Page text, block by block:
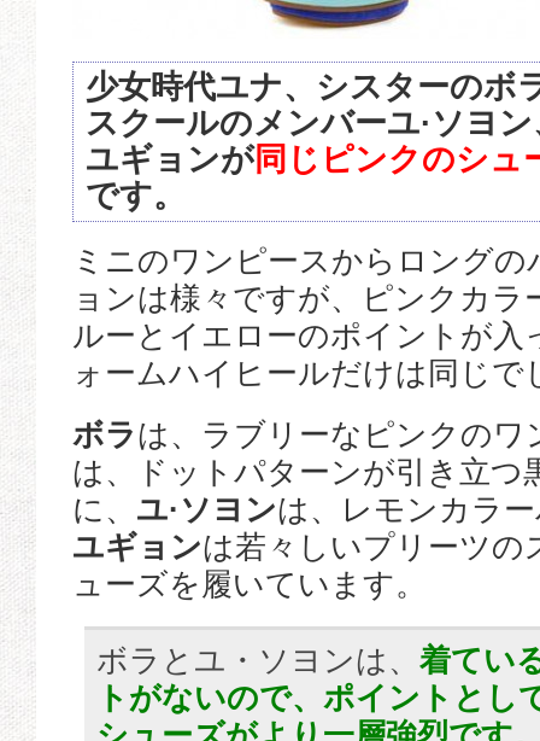
少女時代ユナ、シスターのボ
スクールのメンバーユ·ソヨ
ユギョンが同じピンクのシュ
です。
ミニのワンピースからロング
ョンは様々ですが、ピンクカ
ルーとイエローのポイントが入
ォームハイヒールだけは同じで
ボラは、ラブリーなピンクのワ
は、ドットパターンが引き立つ
に、 ユ·ソヨンは、レモンカラ
ユギョンは若々しいプリーツの
ューズを履いています。
ボラとユ・ソヨンは、 着てい
トがないので、ポイントとし